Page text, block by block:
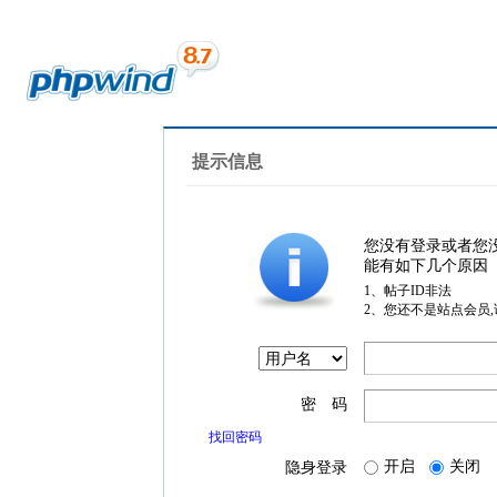
提示信息
您没有登录或者您
能有如下几个原因
1、帖子ID非法
2、您还不是站点会员
密 码
找回密码
隐身登录 开启 关闭